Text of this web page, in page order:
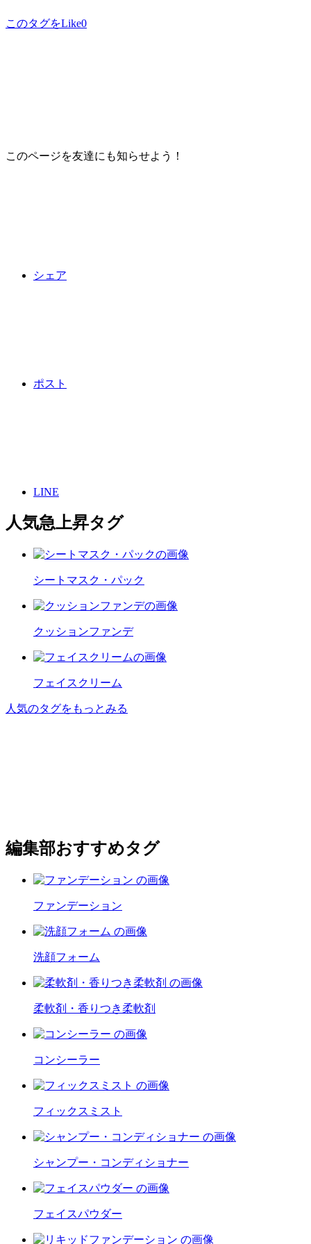
このタグをLike0
このページを友達にも知らせよう！
シェア
ポスト
LINE
人気急上昇タグ
シートマスク・パック
クッションファンデ
フェイスクリーム
人気のタグをもっとみる
編集部おすすめタグ
ファンデーション
洗顔フォーム
柔軟剤・香りつき柔軟剤
コンシーラー
フィックスミスト
シャンプー・コンディショナー
フェイスパウダー